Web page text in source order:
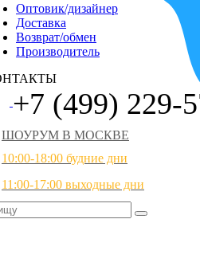
Оптовик/дизайнер
Доставка
Возврат/обмен
Производитель
+7 (499) 229-
ШОУРУМ В МОСКВЕ
10:00-18:00 будние дни
11:00-17:00 выходные дни